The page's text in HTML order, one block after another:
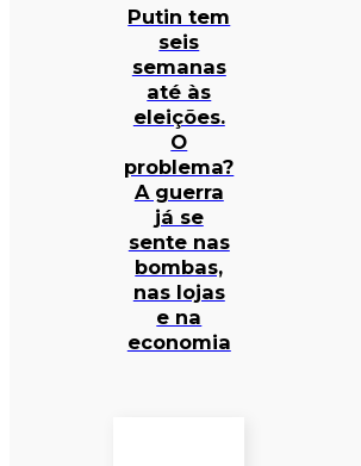
Putin tem
seis
semanas
até às
eleições.
O
problema?
A guerra
já se
sente nas
bombas,
nas lojas
e na
economia